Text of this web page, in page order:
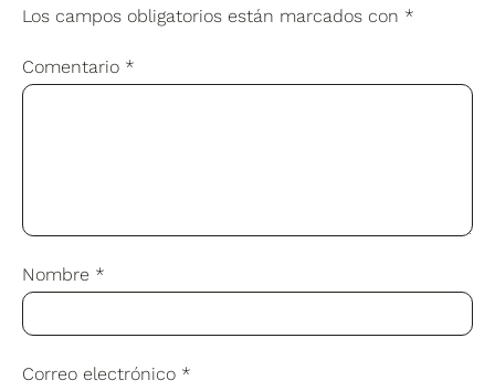
Los campos obligatorios están marcados con *
Comentario *
Nombre *
Correo electrónico *